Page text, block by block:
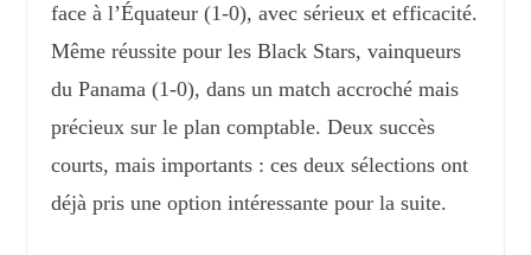
face à l’Équateur (1-0), avec sérieux et efficacité.
Même réussite pour les Black Stars, vainqueurs
du Panama (1-0), dans un match accroché mais
précieux sur le plan comptable. Deux succès
courts, mais importants : ces deux sélections ont
déjà pris une option intéressante pour la suite.